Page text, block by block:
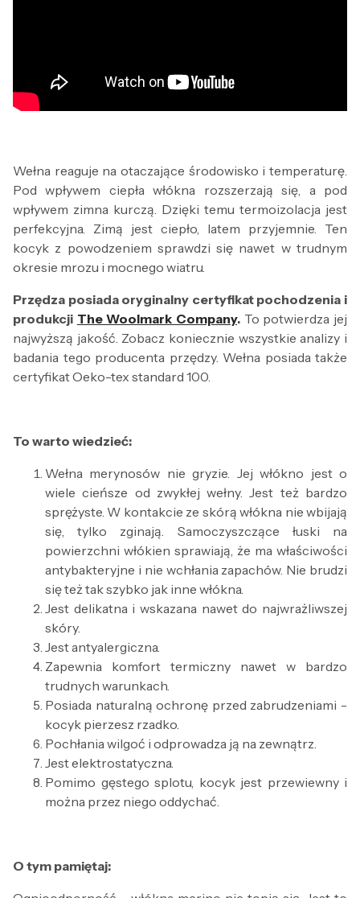
Wełna reaguje na otaczające środowisko i temperaturę.
Pod wpływem ciepła włókna rozszerzają się, a pod
wpływem zimna kurczą. Dzięki temu termoizolacja jest
perfekcyjna. Zimą jest ciepło, latem przyjemnie. Ten
kocyk z powodzeniem sprawdzi się nawet w trudnym
okresie mrozu i mocnego wiatru.
Przędza posiada oryginalny certyfikat pochodzenia i
produkcji The Woolmark Company. To potwierdza jej
najwyższą jakość. Zobacz koniecznie wszystkie analizy i
badania tego producenta przędzy. Wełna posiada także
certyfikat Oeko-tex standard 100.
To warto wiedzieć:
Wełna merynosów nie gryzie. Jej włókno jest o
wiele cieńsze od zwykłej wełny. Jest też bardzo
sprężyste. W kontakcie ze skórą włókna nie wbijają
się, tylko zginają. Samoczyszczące łuski na
powierzchni włókien sprawiają, że ma właściwości
antybakteryjne i nie wchłania zapachów. Nie brudzi
się też tak szybko jak inne włókna.
Jest delikatna i wskazana nawet do najwrażliwszej
skóry.
Jest antyalergiczna.
Zapewnia komfort termiczny nawet w bardzo
trudnych warunkach.
Posiada naturalną ochronę przed zabrudzeniami -
kocyk pierzesz rzadko.
Pochłania wilgoć i odprowadza ją na zewnątrz.
Jest elektrostatyczna.
Pomimo gęstego splotu, kocyk jest przewiewny i
można przez niego oddychać.
O tym pamiętaj: